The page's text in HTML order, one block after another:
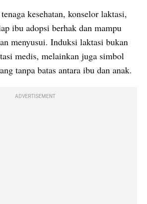
kesehatan, konselor laktasi,
ibu adopsi berhak dan mampu
menyusui. Induksi laktasi bukan
medis, melainkan juga simbol
tanpa batas antara ibu dan anak.
ADVERTISEMENT